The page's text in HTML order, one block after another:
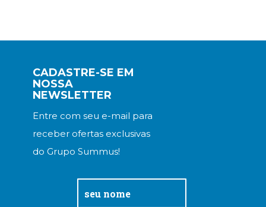
CADASTRE-SE EM
NOSSA
NEWSLETTER
Entre com seu e-mail para
receber ofertas exclusivas
do Grupo Summus!